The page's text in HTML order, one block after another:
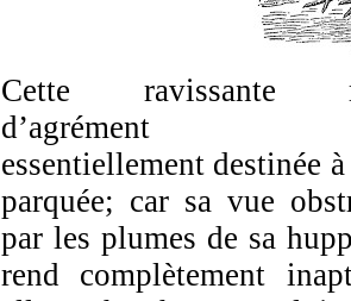
Cette ravissante
d’agrément
essentiellement destinée
parquée; car sa vue
par les plumes de sa
rend complètement